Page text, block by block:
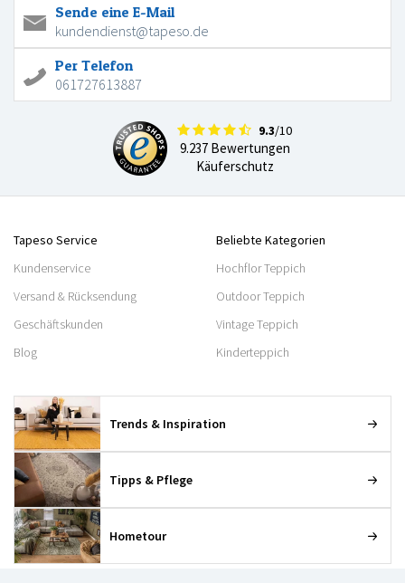
Sende eine E-Mail
kundendienst@tapeso.de
Per Telefon
061727613887
9.3/10
9.237 Bewertungen
Käuferschutz
Tapeso Service
Kundenservice
Versand & Rücksendung
Geschäftskunden
Blog
Beliebte Kategorien
Hochflor Teppich
Outdoor Teppich
Vintage Teppich
Kinderteppich
Trends & Inspiration
Tipps & Pflege
Hometour